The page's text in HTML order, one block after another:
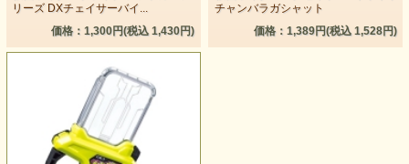
リーズ DXチェイサーバイ...
価格：1,300円(税込 1,430円)
チャンバラガシャット
価格：1,389円(税込 1,528円)